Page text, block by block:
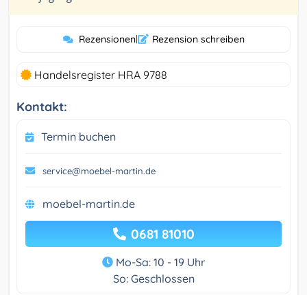
Rezensionen| Rezension schreiben
Handelsregister HRA 9788
Kontakt:
Termin buchen
service@moebel-martin.de
moebel-martin.de
0681 81010
Mo-Sa: 10 - 19 Uhr
So: Geschlossen